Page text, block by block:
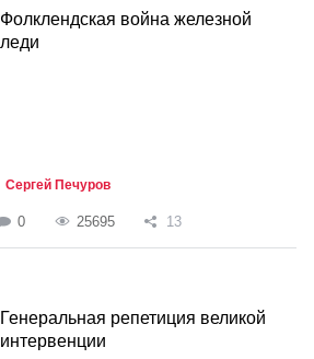
Фолклендская война железной
леди
Сергей Печуров
0 25695 13
Генеральная репетиция великой
интервенции